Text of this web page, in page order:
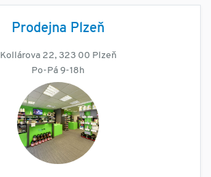
Prodejna Plzeň
Kollárova 22, 323 00 Plzeň
Po-Pá 9-18h